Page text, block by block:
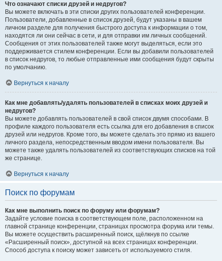
Что означают списки друзей и недругов?
Вы можете включать в эти списки других пользователей конференции.
Пользователи, добавленные в список друзей, будут указаны в вашем
личном разделе для получения быстрого доступа к информации о том,
находятся ли они сейчас в сети, и для отправки им личных сообщений.
Сообщения от этих пользователей также могут выделяться, если это
поддерживается стилем конференции. Если вы добавили пользователей
в список недругов, то любые отправленные ими сообщения будут скрыты
по умолчанию.
Вернуться к началу
Как мне добавлять/удалять пользователей в списках моих друзей и
недругов?
Вы можете добавлять пользователей в свой список двумя способами. В
профиле каждого пользователя есть ссылка для его добавления в список
друзей или недругов. Кроме того, вы можете сделать это прямо из вашего
личного раздела, непосредственным вводом имени пользователя. Вы
можете также удалять пользователей из соответствующих списков на той
же странице.
Вернуться к началу
Поиск по форумам
Как мне выполнить поиск по форуму или форумам?
Задайте условие поиска в соответствующем поле, расположенном на
главной странице конференции, страницах просмотра форума или темы.
Вы можете осуществить расширенный поиск, щёлкнув по ссылке
«Расширенный поиск», доступной на всех страницах конференции.
Способ доступа к поиску может зависеть от используемого стиля.